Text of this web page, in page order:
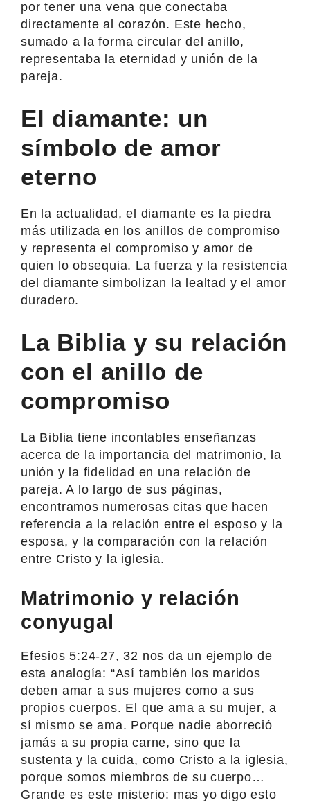
por tener una vena que conectaba
directamente al corazón. Este hecho,
sumado a la forma circular del anillo,
representaba la eternidad y unión de la
pareja.
El diamante: un
símbolo de amor
eterno
En la actualidad, el diamante es la piedra
más utilizada en los anillos de compromiso
y representa el compromiso y amor de
quien lo obsequia. La fuerza y la resistencia
del diamante simbolizan la lealtad y el amor
duradero.
La Biblia y su relación
con el anillo de
compromiso
La Biblia tiene incontables enseñanzas
acerca de la importancia del matrimonio, la
unión y la fidelidad en una relación de
pareja. A lo largo de sus páginas,
encontramos numerosas citas que hacen
referencia a la relación entre el esposo y la
esposa, y la comparación con la relación
entre Cristo y la iglesia.
Matrimonio y relación
conyugal
Efesios 5:24-27, 32 nos da un ejemplo de
esta analogía: “Así también los maridos
deben amar a sus mujeres como a sus
propios cuerpos. El que ama a su mujer, a
sí mismo se ama. Porque nadie aborreció
jamás a su propia carne, sino que la
sustenta y la cuida, como Cristo a la iglesia,
porque somos miembros de su cuerpo…
Grande es este misterio: mas yo digo esto